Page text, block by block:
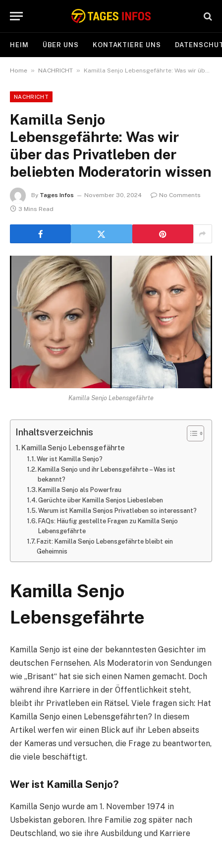
HEIM ÜBER UNS KONTAKTIERE UNS
Home » NACHRICHT » Kamilla Senjo Lebensgefährte: Was wir über das Privatleben der beliebten Moderatorin wissen
NACHRICHT
Kamilla Senjo
Lebensgefährte: Was wir
über das Privatleben der
beliebten Moderatorin wissen
By Tages Infos November 30, 2024
No Comments
3 Mins Read
Kamilla Senjo Lebensgefährte
Inhaltsverzeichnis
Kamilla Senjo Lebensgefährte
Wer ist Kamilla Senjo?
Kamilla Senjo und ihr Lebensgefährte – Was ist
bekannt?
Kamilla Senjo als Powerfrau
Gerüchte über Kamilla Senjos Liebesleben
Warum ist Kamilla Senjos Privatleben so interessant?
FAQs: Häufig gestellte Fragen zu Kamilla Senjo
Lebensgefährte
Fazit: Kamilla Senjo Lebensgefährte bleibt ein
Geheimnis
Kamilla Senjo
Lebensgefährte
Kamilla Senjo ist eine der bekanntesten Gesichter im
deutschen Fernsehen. Als Moderatorin von Sendungen
wie „Brisant“ hat sie sich einen Namen gemacht. Doch
während ihre Karriere in der Öffentlichkeit steht,
bleibt ihr Privatleben ein Rätsel. Viele fragen sich: Hat
Kamilla Senjo einen Lebensgefährten? In diesem
Artikel werfen wir einen Blick auf ihr Leben abseits
der Kameras und versuchen, die Frage zu beantworten,
die viele beschäftigt.
Wer ist Kamilla Senjo?
Kamilla Senjo wurde am 1. November 1974 in
Usbekistan geboren. Ihre Familie zog später nach
Deutschland, wo sie ihre Ausbildung und Karriere